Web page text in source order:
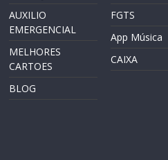
AUXILIO
EMERGENCIAL
MELHORES
CARTOES
BLOG
FGTS
App Música
CAIXA